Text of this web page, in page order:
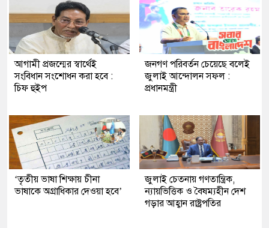
আগামী প্রজন্মের স্বার্থেই
সংবিধান সংশোধন করা হবে :
চিফ হুইপ
জনগণ পরিবর্তন চেয়েছে বলেই
জুলাই আন্দোলন সফল :
প্রধানমন্ত্রী
‘তৃতীয় ভাষা শিক্ষায় চীনা
ভাষাকে অগ্রাধিকার দেওয়া হবে’
জুলাই চেতনায় গণতান্ত্রিক,
ন্যায়ভিত্তিক ও বৈষম্যহীন দেশ
গড়ার আহ্বান রাষ্ট্রপতির